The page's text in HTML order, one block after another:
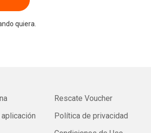
quiera.
Rescate Voucher
Política de privacidad